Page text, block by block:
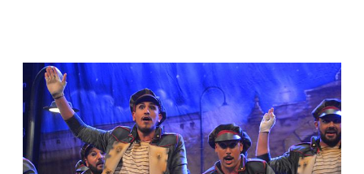
la Junta de Andalucía, Rocío Ruiz, participó en
el acto convocado por la Delegación Territorial y
compartió con el colectivo de mujeres con
discapacidad una idea que supone toda una
declaración de intenciones: "No nos vamos a